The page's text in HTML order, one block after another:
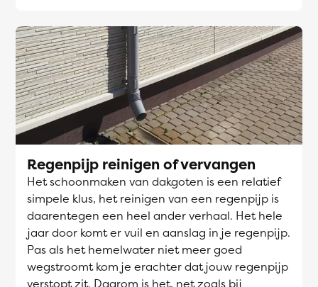
Regenpijp reinigen of vervangen
Het schoonmaken van dakgoten is een relatief
simpele klus, het reinigen van een regenpijp is
daarentegen een heel ander verhaal. Het hele
jaar door komt er vuil en aanslag in je regenpijp.
Pas als het hemelwater niet meer goed
wegstroomt kom je erachter dat jouw regenpijp
verstopt zit. Daarom is het, net zoals bij